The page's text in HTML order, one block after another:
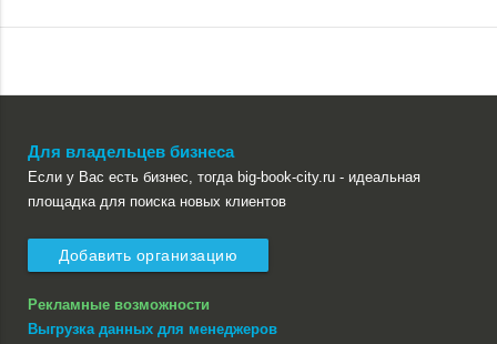
Для владельцев бизнеса
Если у Вас есть бизнес, тогда big-book-city.ru - идеальная
площадка для поиска новых клиентов
Добавить организацию
Рекламные возможности
Выгрузка данных для менеджеров